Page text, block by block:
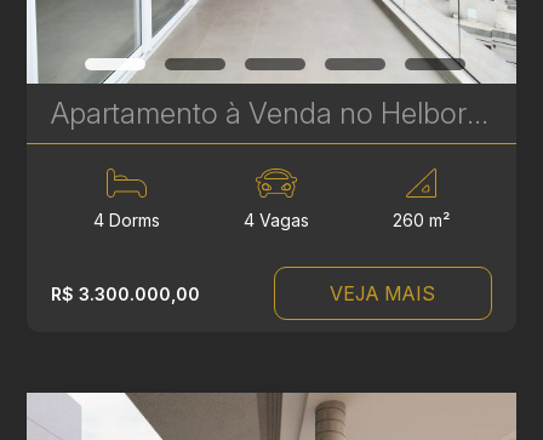
Apartamento à Venda no Helbor Landscape Ecoville - 4 Suítes - 255 m² | Ref. 1838
4 Dorms 4 Vagas 260 m²
R$ 3.300.000,00 VEJA MAIS